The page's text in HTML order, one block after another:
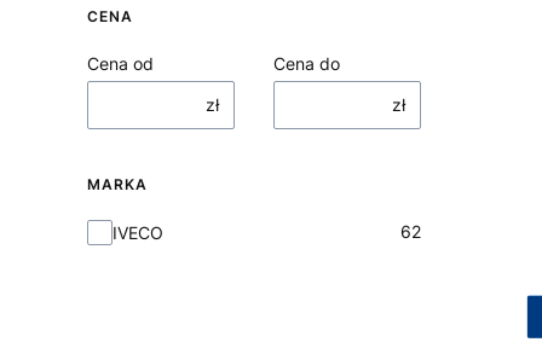
CENA
Cena od
zł
Cena do
zł
MARKA
Marka
IVECO 62